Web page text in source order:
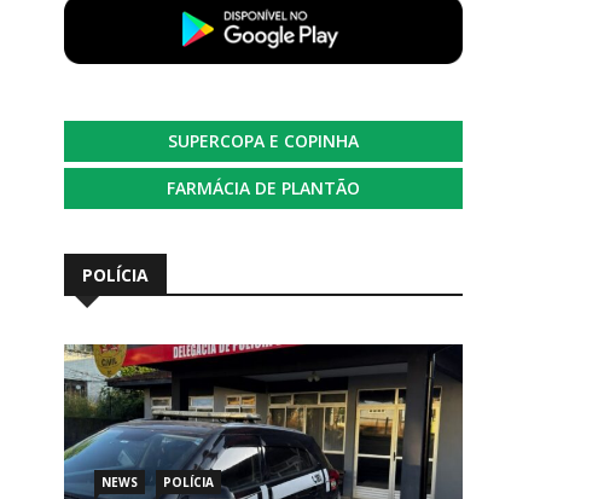
SUPERCOPA E COPINHA
FARMÁCIA DE PLANTÃO
POLÍCIA
NEWS POLÍCIA